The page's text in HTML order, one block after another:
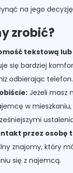
na jego
zrobić?
tekstową
się bardziej
odbierając telefon.
Jeżeli masz
w
przez osobę
znajomy, który
się z najemcą.